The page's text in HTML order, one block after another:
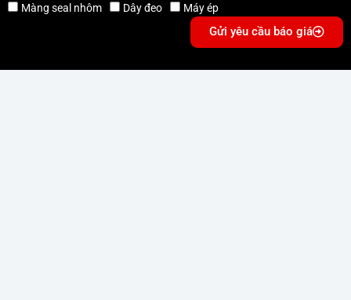
Màng seal nhôm
Dây đeo Máy ép
Gửi yêu cầu báo giá